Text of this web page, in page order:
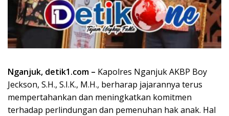
Nganjuk, detik1.com – Kapolres Nganjuk AKBP Boy
Jeckson, S.H., S.I.K., M.H., berharap jajarannya terus
mempertahankan dan meningkatkan komitmen
terhadap perlindungan dan pemenuhan hak anak. Hal